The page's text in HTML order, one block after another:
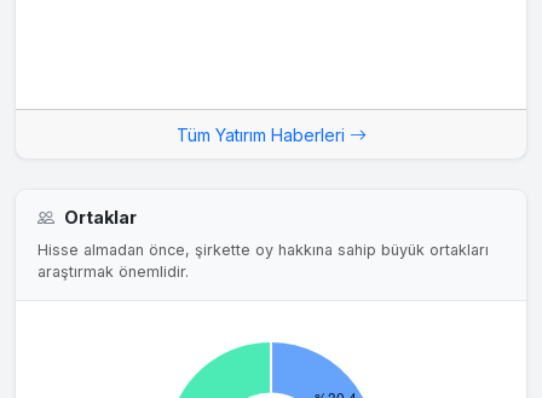
Tüm Yatırım Haberleri
Ortaklar
Hisse almadan önce, şirkette oy hakkına sahip büyük ortakları
araştırmak önemlidir.